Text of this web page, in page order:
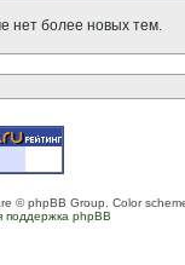
нет более новых тем.
© phpBB Group. Color
поддержка phpBB